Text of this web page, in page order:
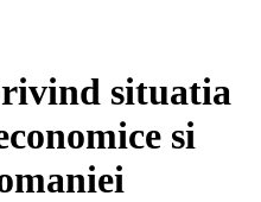
situatia
si